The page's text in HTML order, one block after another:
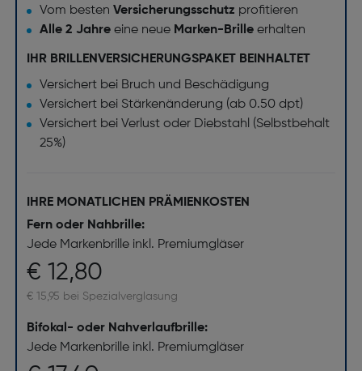
Vom besten Versicherungsschutz profitieren
Alle 2 Jahreeine neue Marken-Brille erhalten
IHR BRILLENVERSICHERUNGSPAKET BEINHALTET
Versichert bei Bruch und Beschädigung
Versichert bei Stärkenänderung (ab 0.50 dpt)
Versichert bei Verlust oder Diebstahl (Selbstbehalt
25%)
IHRE MONATLICHEN PRÄMIENKOSTEN
Fern oder Nahbrille:
Jede Markenbrille inkl. Premiumgläser
€ 12,80
€ 15,95 bei Spezialverglasung
Bifokal- oder Nahverlaufbrille:
Jede Markenbrille inkl. Premiumgläser